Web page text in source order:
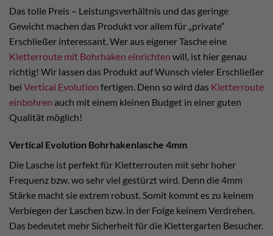
Das tolle Preis – Leistungsverhältnis und das geringe
Gewicht machen das Produkt vor allem für „private“
Erschließer interessant. Wer aus eigener Tasche eine
Kletterroute mit Bohrhaken einrichten will, ist hier genau
richtig! Wir lassen das Produkt auf Wunsch vieler Erschließer
bei Vertical Evolution fertigen. Denn so wird das Kletterroute
einbohren auch mit einem kleinen Budget in einer guten
Qualität möglich!
Vertical Evolution Bohrhakenlasche 4mm
Die Lasche ist perfekt für Kletterrouten mit sehr hoher
Frequenz bzw. wo sehr viel gestürzt wird. Denn die 4mm
Stärke macht sie extrem robust. Somit kommt es zu keinem
Verbiegen der Laschen bzw. in der Folge keinem Verdrehen.
Das bedeutet mehr Sicherheit für die Klettergarten Besucher.